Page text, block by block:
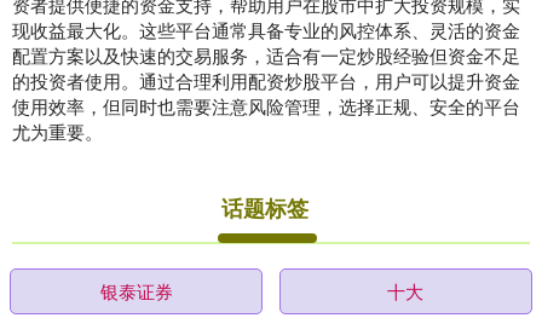
现收益最大化。这些平台通常具备专业的风控体系、灵活的资金
配置方案以及快速的交易服务，适合有一定炒股经验但资金不足
的投资者使用。通过合理利用配资炒股平台，用户可以提升资金
使用效率，但同时也需要注意风险管理，选择正规、安全的平台
尤为重要。
话题标签
银泰证券 十大